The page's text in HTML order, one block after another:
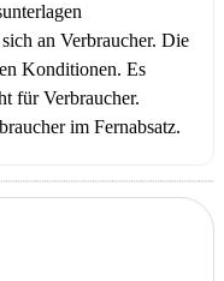
an Verbraucher. Die
Konditionen. Es
für Verbraucher.
im Fernabsatz.